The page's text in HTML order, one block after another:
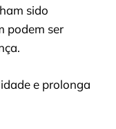
sido
podem ser
e prolonga